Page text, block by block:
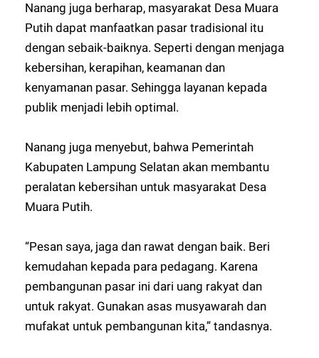
Nanang juga berharap, masyarakat Desa Muara
Putih dapat manfaatkan pasar tradisional itu
dengan sebaik-baiknya. Seperti dengan menjaga
kebersihan, kerapihan, keamanan dan
kenyamanan pasar. Sehingga layanan kepada
publik menjadi lebih optimal.
Nanang juga menyebut, bahwa Pemerintah
Kabupaten Lampung Selatan akan membantu
peralatan kebersihan untuk masyarakat Desa
Muara Putih.
“Pesan saya, jaga dan rawat dengan baik. Beri
kemudahan kepada para pedagang. Karena
pembangunan pasar ini dari uang rakyat dan
untuk rakyat. Gunakan asas musyawarah dan
mufakat untuk pembangunan kita,” tandasnya.